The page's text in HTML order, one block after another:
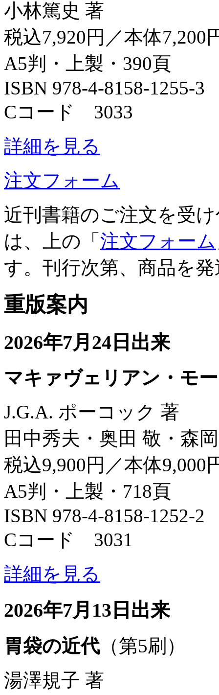
小林篤史 著
税込7,920円／本体7,200
A5判・上製・390頁
ISBN 978-4-8158-1255-3
Cコード 3033
詳細を見る
注文フォーム
近刊書籍のご注文を受
は、上の「 注文フォーム
す。刊行次第、商品を
重版案内
2026年7月24日出来
マキァヴェリアン・モ
J.G.A. ポーコック 著
田中秀夫・奥田 敬・森
税込9,900円／本体9,000
A5判・上製・718頁
ISBN 978-4-8158-1252-2
Cコード 3031
詳細を見る
2026年7月13日出来
胃袋の近代（第5刷）
湯澤規子 著